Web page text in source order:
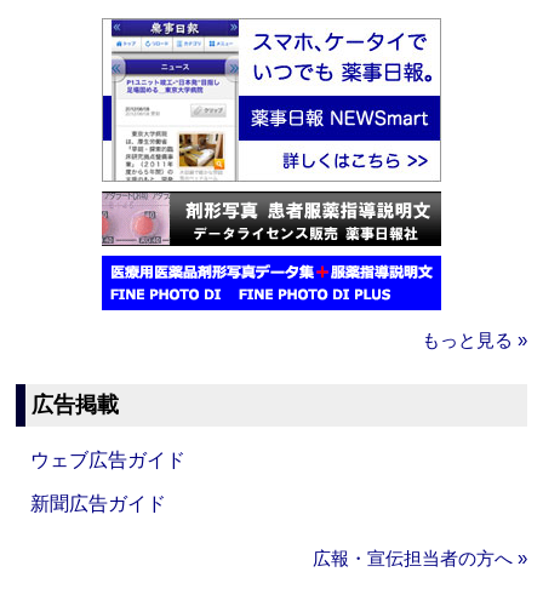
もっと見る »
広告掲載
ウェブ広告ガイド
新聞広告ガイド
広報・宣伝担当者の方へ »